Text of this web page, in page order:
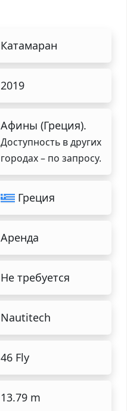
Катамаран
2019
Афины (Греция).
Доступность в других
городах – по запросу.
Греция
Аренда
Не требуется
Nautitech
46 Fly
13.79 m